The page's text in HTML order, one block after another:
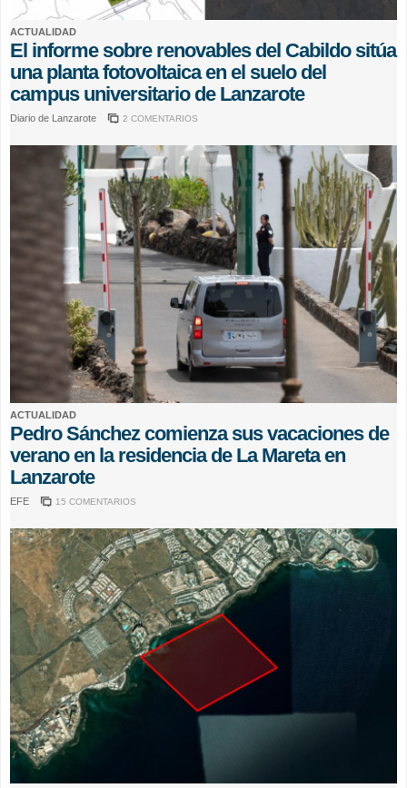
ACTUALIDAD
El informe sobre renovables del Cabildo sitúa
una planta fotovoltaica en el suelo del
campus universitario de Lanzarote
Diario de Lanzarote 2 COMENTARIOS
ACTUALIDAD
Pedro Sánchez comienza sus vacaciones de
verano en la residencia de La Mareta en
Lanzarote
EFE 15 COMENTARIOS